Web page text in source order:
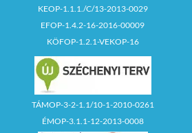
KEOP-1.1.1./C/13-2013-0029
EFOP-1.4.2-16-2016-00009
KÖFOP-1.2.1-VEKOP-16
TÁMOP-3-2-1.1/10-1-2010-0261
ÉMOP-3.1.1-12-2013-0008